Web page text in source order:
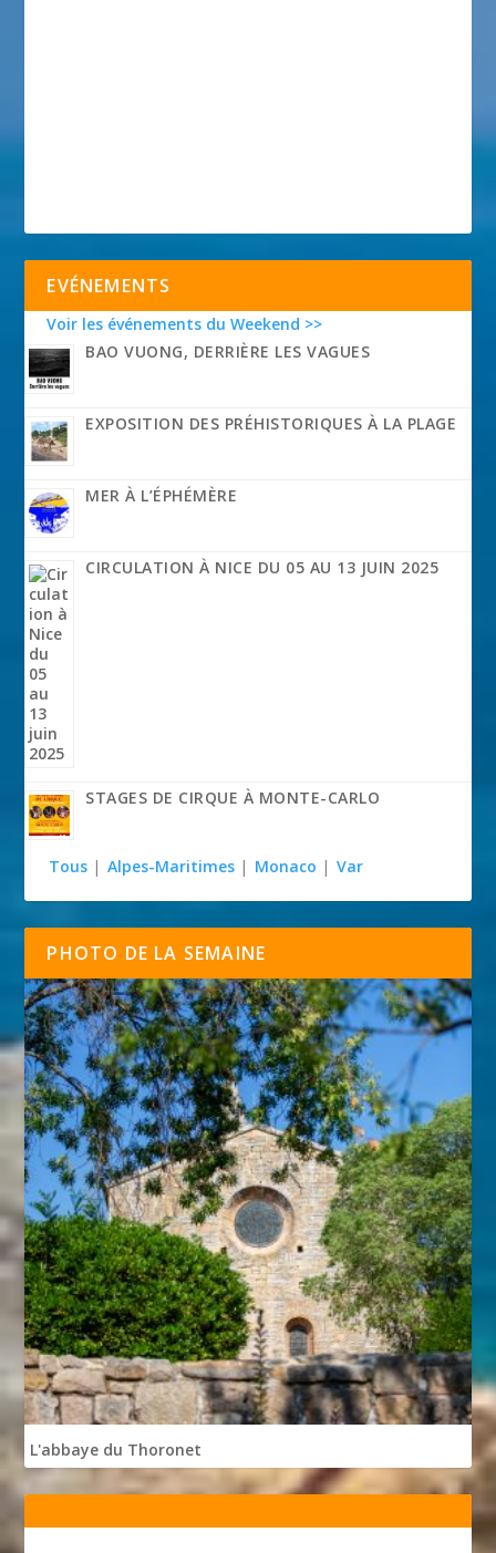
EVÉNEMENTS
Voir les événements du Weekend >>
BAO VUONG, DERRIÈRE LES VAGUES
EXPOSITION DES PRÉHISTORIQUES À LA PLAGE
MER À L’ÉPHÉMÈRE
CIRCULATION À NICE DU 05 AU 13 JUIN 2025
STAGES DE CIRQUE À MONTE-CARLO
Tous | Alpes-Maritimes | Monaco | Var
PHOTO DE LA SEMAINE
L'abbaye du Thoronet